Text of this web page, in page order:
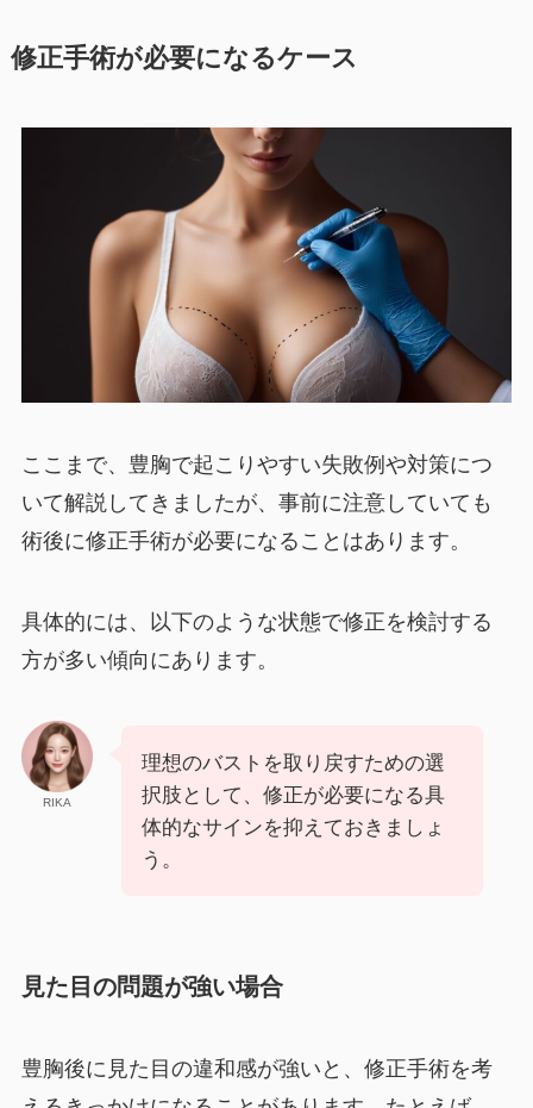
修正手術が必要になるケース
ここまで、豊胸で起こりやすい失敗例や対策につ
いて解説してきましたが、事前に注意していても
術後に修正手術が必要になることはあります。
具体的には、以下のような状態で修正を検討する
方が多い傾向にあります。
RIKA
理想のバストを取り戻すための選
択肢として、修正が必要になる具
体的なサインを抑えておきましょ
う。
見た目の問題が強い場合
豊胸後に見た目の違和感が強いと、修正手術を考